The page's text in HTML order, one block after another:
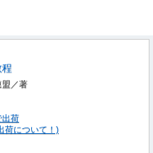
盟／著
出荷
荷について！)